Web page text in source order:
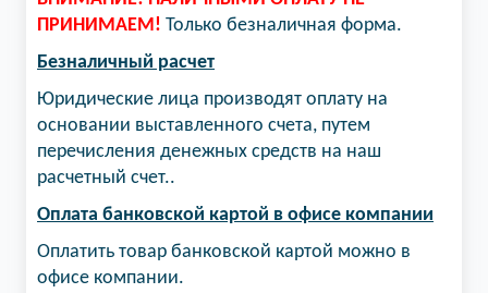
ПРИНИМАЕМ! Только безналичная форма.
Безналичный расчет
Юридические лица производят оплату на
основании выставленного счета, путем
перечисления денежных средств на наш
расчетный счет..
Оплата банковской картой в офисе компании
Оплатить товар банковской картой можно в
офисе компании.